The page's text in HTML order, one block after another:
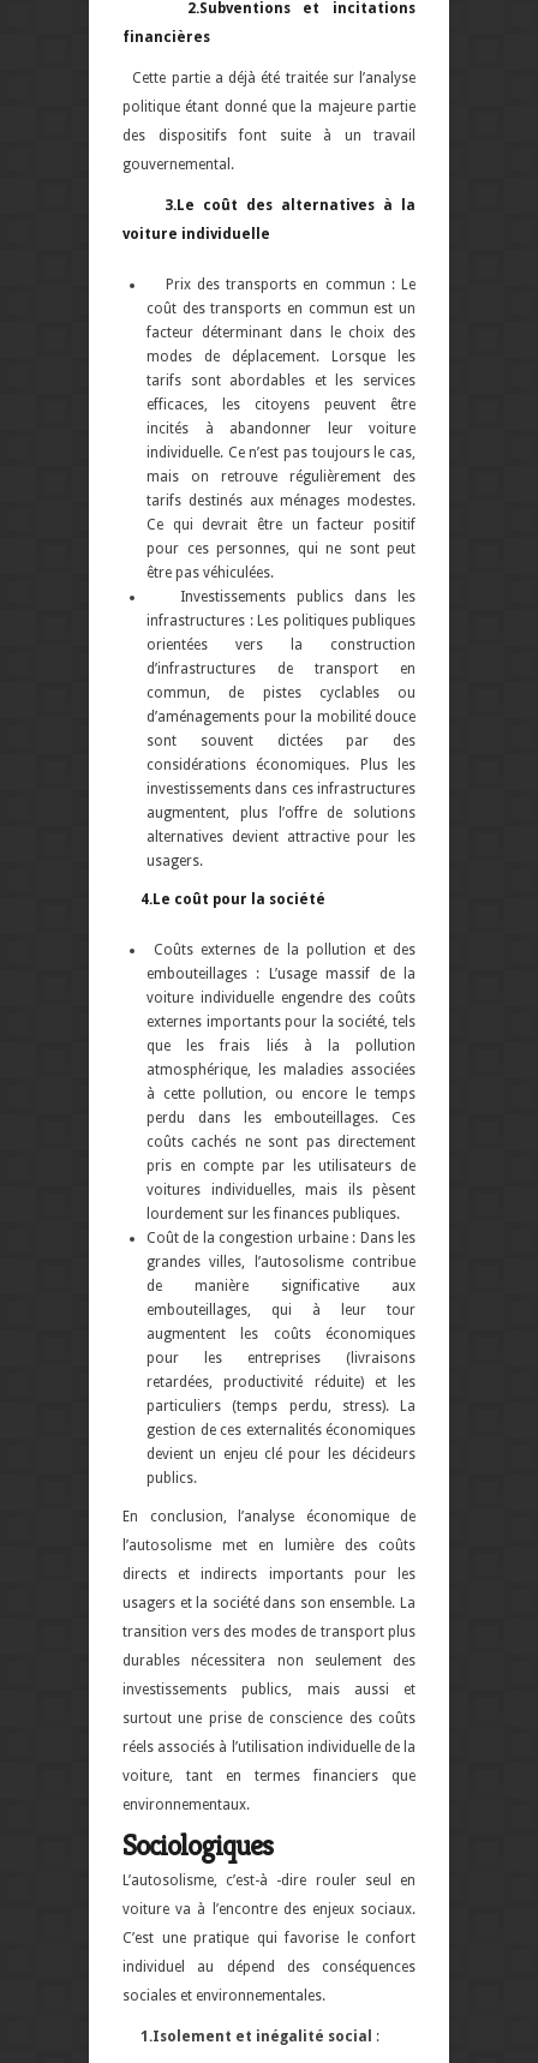
2.Subventions et incitations
financières
Cette partie a déjà été traitée sur l’analyse
politique étant donné que la majeure partie
des dispositifs font suite à un travail
gouvernemental.
3.Le coût des alternatives à la
voiture individuelle
Prix des transports en commun : Le
coût des transports en commun est un
facteur déterminant dans le choix des
modes de déplacement. Lorsque les
tarifs sont abordables et les services
efficaces, les citoyens peuvent être
incités à abandonner leur voiture
individuelle. Ce n’est pas toujours le cas,
mais on retrouve régulièrement des
tarifs destinés aux ménages modestes.
Ce qui devrait être un facteur positif
pour ces personnes, qui ne sont peut
être pas véhiculées.
Investissements publics dans les
infrastructures : Les politiques publiques
orientées vers la construction
d’infrastructures de transport en
commun, de pistes cyclables ou
d’aménagements pour la mobilité douce
sont souvent dictées par des
considérations économiques. Plus les
investissements dans ces infrastructures
augmentent, plus l’offre de solutions
alternatives devient attractive pour les
usagers.
4.Le coût pour la société
Coûts externes de la pollution et des
embouteillages : L’usage massif de la
voiture individuelle engendre des coûts
externes importants pour la société, tels
que les frais liés à la pollution
atmosphérique, les maladies associées
à cette pollution, ou encore le temps
perdu dans les embouteillages. Ces
coûts cachés ne sont pas directement
pris en compte par les utilisateurs de
voitures individuelles, mais ils pèsent
lourdement sur les finances publiques.
Coût de la congestion urbaine : Dans les
grandes villes, l’autosolisme contribue
de manière significative aux
embouteillages, qui à leur tour
augmentent les coûts économiques
pour
les entreprises (livraisons
retardées, productivité réduite) et les
particuliers (temps perdu, stress). La
gestion de ces externalités économiques
devient un enjeu clé pour les décideurs
publics.
En conclusion, l’analyse économique de
l’autosolisme met en lumière des coûts
directs et indirects importants pour les
usagers et la société dans son ensemble. La
transition vers des modes de transport plus
durables nécessitera non seulement des
investissements publics, mais aussi et
surtout une prise de conscience des coûts
réels associés à l’utilisation individuelle de la
voiture, tant en termes financiers que
environnementaux.
Sociologiques
L’autosolisme, c’est-à -dire rouler seul en
voiture va à l’encontre des enjeux sociaux.
C’est une pratique qui favorise le confort
individuel au dépend des conséquences
sociales et environnementales.
1.Isolement et inégalité social :